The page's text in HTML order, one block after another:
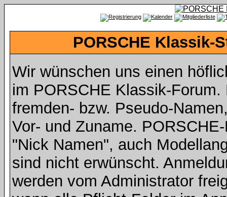
PORSCHE Klassik-
Wir wünschen uns einen
im PORSCHE Klassik-
fremden- bzw. Pseudo-
Vor- und Zuname.
"Nick Namen", auch
sind nicht erwünscht.
werden vom Administrator